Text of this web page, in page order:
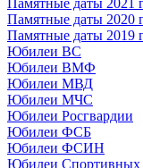
Памятные даты 2021
Памятные даты 2020
Памятные даты 2019
Юбилеи ВС
Юбилеи ВМФ
Юбилеи МВД
Юбилеи МЧС
Юбилеи Росгвардии
Юбилеи ФСБ
Юбилеи ФСИН
Юбилеи Спортивных